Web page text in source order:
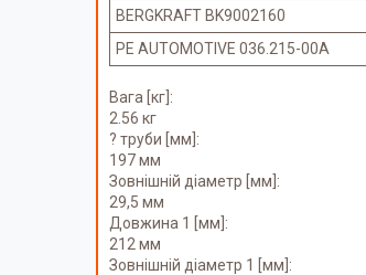
BERGKRAFT BK9002160
PE AUTOMOTIVE 036.215-00A
Вага [кг]:
2.56 кг
? труби [мм]:
197 мм
Зовнішній діаметр [мм]:
29,5 мм
Довжина 1 [мм]:
212 мм
Зовнішній діаметр 1 [мм]: